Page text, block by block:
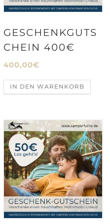
GESCHENKGUTS
CHEIN 400€
400,00€
IN DEN WARENKORB